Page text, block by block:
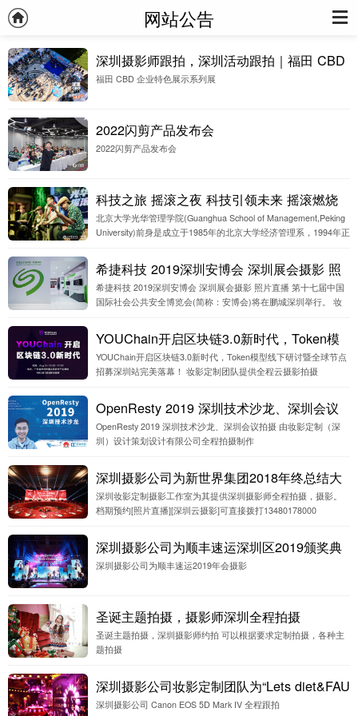
网站公告
深圳摄影师跟拍，深圳活动跟拍｜福田 CBD
企业特色展示系列
福田 CBD 企业特色展示系列展
2022闪剪产品发布会
2022闪剪产品发布会
科技之旅 摇滚之夜 科技引领未来 摇滚燃烧
青春 北京大学光华管理学院EMBA150班 深
北京大学光华管理学院(Guanghua School of Management,Peking
University)前身是成立于1985年的北京大学经济管理系，1994年正
淀，作为北大工商管理教育的主体，北京大学光华管理学院是亚
太地区最优秀的商学院之一
希捷科技 2019深圳安博会 深圳展会摄影 照
片直播
希捷科技 2019深圳安博会 深圳展会摄影 照片直播 第十七届中国
国际社会公共安全博览会(简称：安博会)将在鹏城深圳举行。 妆
奖典礼发布会拍摄
YOUChain开启区块链3.0新时代，Token模
型线下研讨暨全球节点招募深圳站完美落
YOUChain开启区块链3.0新时代，Token模型线下研讨暨全球节点
招募深圳站完美落幕！ 妆影定制团队提供全程云摄影拍摄
OpenResty 2019 深圳技术沙龙、深圳会议
拍摄
OpenResty 2019 深圳技术沙龙、深圳会议拍摄 由妆影定制（深
圳）设计策划设计有限公司全程拍摄制作
深圳摄影公司为新世界集团2018年终总结大
会会议全程跟拍
深圳妆影定制摄影工作室为其提供深圳摄影师全程拍摄，摄影。
档期预约[照片直播][深圳云摄影]可直接拨打13480178000
深圳摄影公司为顺丰速运深圳区2019颁奖典
礼进行深圳照片直播云摄影
深圳摄影公司为顺丰速运2019年会摄影
圣诞主题拍摄，摄影师深圳全程拍摄
圣诞主题拍摄，深圳摄影师约拍 可以根据要求定制拍摄，各种主
题拍摄
深圳摄影公司妆影定制团队为“Lets diet&FAU
备战双十二，买手答谢会”活动摄影全程跟拍
深圳摄影公司 Canon EOS 5D Mark IV 全程跟拍